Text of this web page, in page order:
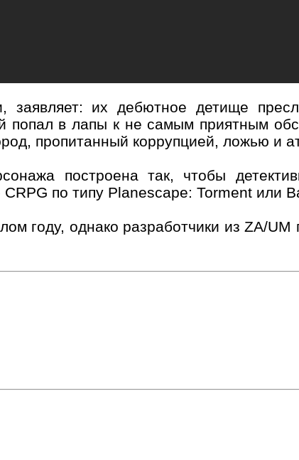
их дебютное детище
попал в лапы к не самым приятным
пропитанный коррупцией, ложью и
построена так, чтобы
по типу Planescape: Torment или
году, однако разработчики из ZA/